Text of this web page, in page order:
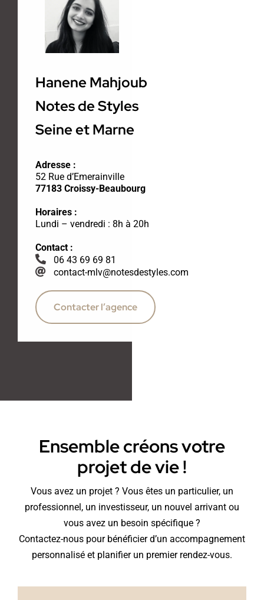
Hanene Mahjoub
Notes de Styles
Seine et Marne
Adresse :
52 Rue d’Emerainville
77183 Croissy-Beaubourg
Horaires :
Lundi – vendredi : 8h à 20h
Contact :
06 43 69 69 81
contact-mlv@notesdestyles.com
Contacter l’agence
Ensemble créons votre
projet de vie !
Vous avez un projet ? Vous êtes un particulier, un
professionnel, un investisseur, un nouvel arrivant ou
vous avez un besoin spécifique ?
Contactez-nous pour bénéficier d’un accompagnement
personnalisé et planifier un premier rendez-vous.